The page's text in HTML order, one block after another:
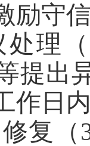
励守
理
提出
作日
复（